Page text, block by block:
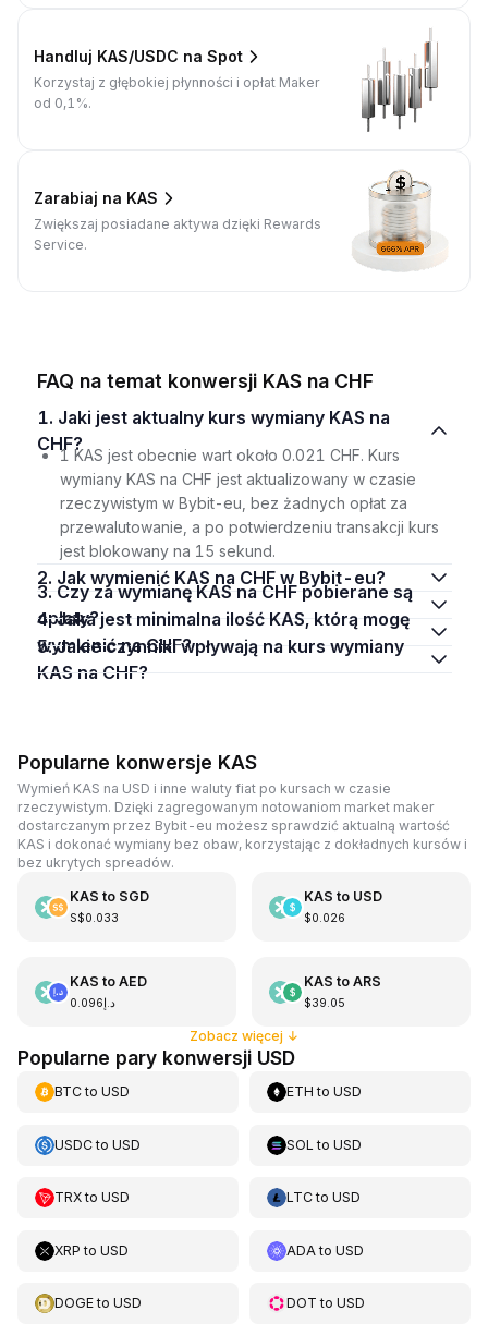
Handluj KAS/USDC na Spot
Korzystaj z głębokiej płynności i opłat Maker
od 0,1%.
Zarabiaj na KAS
Zwiększaj posiadane aktywa dzięki Rewards
Service.
FAQ na temat konwersji KAS na CHF
1. Jaki jest aktualny kurs wymiany KAS na
CHF?
1 KAS jest obecnie wart około 0.021 CHF. Kurs
wymiany KAS na CHF jest aktualizowany w czasie
rzeczywistym w Bybit-eu, bez żadnych opłat za
przewalutowanie, a po potwierdzeniu transakcji kurs
jest blokowany na 15 sekund.
2. Jak wymienić KAS na CHF w Bybit-eu?
3. Czy za wymianę KAS na CHF pobierane są
opłaty?
4. Jaka jest minimalna ilość KAS, którą mogę
wymienić na CHF?
5. Jakie czynniki wpływają na kurs wymiany
KAS na CHF?
Popularne konwersje KAS
Wymień KAS na USD i inne waluty fiat po kursach w czasie
rzeczywistym. Dzięki zagregowanym notowaniom market maker
dostarczanym przez Bybit-eu możesz sprawdzić aktualną wartość
KAS i dokonać wymiany bez obaw, korzystając z dokładnych kursów i
bez ukrytych spreadów.
KAS to SGD
S$0.033
KAS to USD
$0.026
KAS to AED
د.إ0.096
KAS to ARS
$39.05
Zobacz więcej ↓
Popularne pary konwersji USD
BTCto USD ETH toUSD
USDCto USD SOL toUSD
TRXto USD LTCtoUSD
XRP to USD ADA toUSD
DOGEto USD DOT toUSD